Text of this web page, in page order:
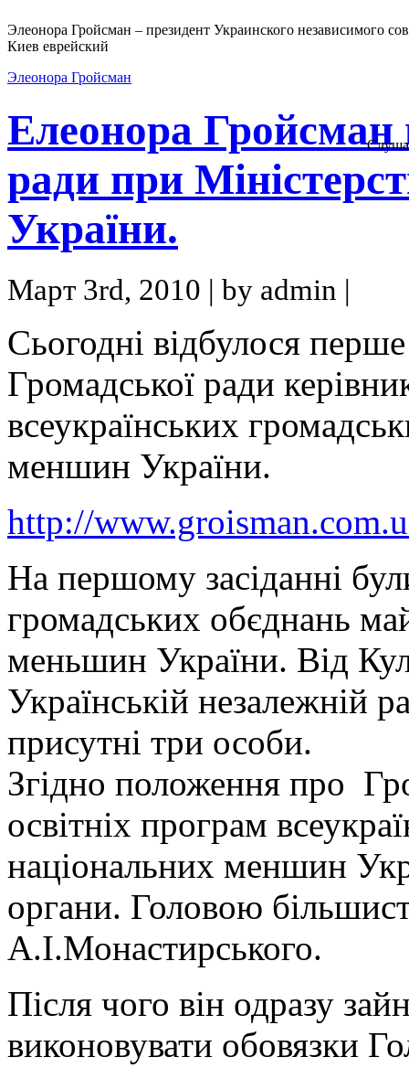
Элеонора Гройсман – президент Украинского независимого
Киев еврейский
Элеонора Гройсман
Елеонора Гройсман
ради при
України.
Март 3rd, 2010 | by admin |
Сьогодні відбулося перше
Громадської ради
всеукраїнських
меншин України.
http://
На першому засіданні
громадських обєднань
меньшин України. Від
Українській незалежній
присутні три особи.
Згідно положення про
освітніх програм
національних меншин
органи. Головою
А.І.Монастирського.
Після чого він одразу
виконовувати обовязки